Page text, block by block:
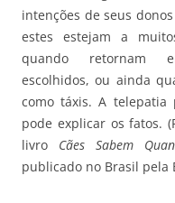
intenções de seus
estes estejam a
quando retornam
escolhidos, ou ainda
como táxis. A
pode explicar os fatos.
livro Cães Sabem
publicado no Brasil pela